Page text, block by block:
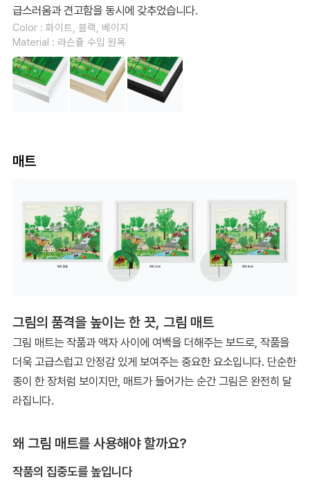
급스러움과 견고함을 동시에 갖추었습니다.
Color : 화이트, 블랙, 베이지
Material : 라슨쥴 수입 원목
매트
그림의 품격을 높이는 한 끗, 그림 매트
그림 매트는 작품과 액자 사이에 여백을 더해주는 보드로, 작품을
더욱 고급스럽고 안정감 있게 보여주는 중요한 요소입니다. 단순한
종이 한 장처럼 보이지만, 매트가 들어가는 순간 그림은 완전히 달
라집니다.
왜 그림 매트를 사용해야 할까요?
작품의 집중도를 높입니다